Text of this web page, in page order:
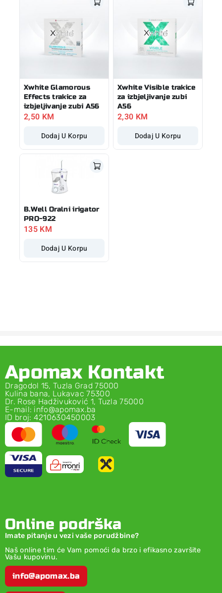
Xwhite Glamorous
Effects trakice za
izbjeljivanje zubi A56
2,50 KM
Dodaj U Korpu
Xwhite Visible trakice
za izbjeljivanje zubi
A56
2,30 KM
Dodaj U Korpu
B.Well Oralni irigator
PRO-922
135 KM
Dodaj U Korpu
Apomax Kontakt
Dragodol 15, Tuzla Grad 75000
Kulina bana, Lukavac 75300
Dr. Rose Hadživuković 1, Tuzla 75000
E-mail: info@apomax.ba
ID broj: 4210630450003
Online podrška
Imate pitanje u vezi vaše porudžbine?
Naš online tim će Vam pomoći da brzo i efikasno završite
Vašu kupovinu.
info@apomax.ba